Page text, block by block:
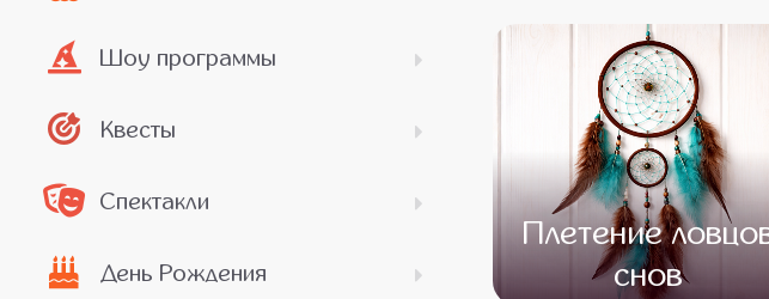
Шоу программы
Квесты
Спектакли
День Рождения
Плетение
снов